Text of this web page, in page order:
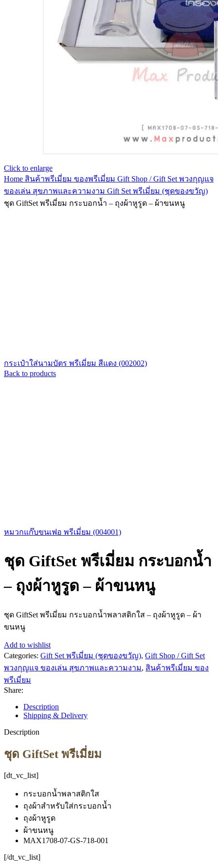
Click to enlarge
Home สินค้าพรีเมี่ยม ของพรีเมี่ยม Gift Shop / Gift Set พวงกุญแจ
ของเล่น สุขภาพและความงาม Gift Set พรีเมี่ยม (ชุดของขวัญ)
ชุด GiftSet พรีเมี่ยม กระบอกน้ำ – ถุงผ้าหูรูด – ผ้าขนหนู
กระเป๋าใส่นามบัตร พรีเมี่ยม สีแดง (002002)
Back to products
หมวกแก๊บขนเฟอ พรีเมี่ยม (004001)
ชุด GiftSet พรีเมี่ยม กระบอกน้ำ
– ถุงผ้าหูรูด – ผ้าขนหนู
ชุด GiftSet พรีเมี่ยม กระบอกน้ำพลาสติกใส – ถุงผ้าหูรูด – ผ้า
ขนหนู
Add to wishlist
Categories: Gift Set พรีเมี่ยม (ชุดของขวัญ), Gift Shop / Gift Set
พวงกุญแจ ของเล่น สุขภาพและความงาม, สินค้าพรีเมี่ยม ของ
พรีเมี่ยม
Share:
Description
Shipping & Delivery
Description
ชุด GiftSet พรีเมี่ยม
[dt_vc_list]
กระบอกน้ำพลาสติกใส
ถุงผ้าสำหรับใส่กระบอกน้ำ
ถุงผ้าหูรูด
ผ้าขนหนู
MAX1708-07-GS-718-001
[/dt_vc_list]